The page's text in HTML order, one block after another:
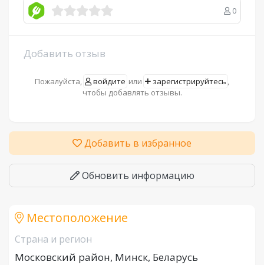
0
Добавить отзыв
Пожалуйста, войдите или зарегистрируйтесь ,
чтобы добавлять отзывы.
Добавить в избранное
Обновить информацию
Местоположение
Страна и регион
Московский район, Минск, Беларусь